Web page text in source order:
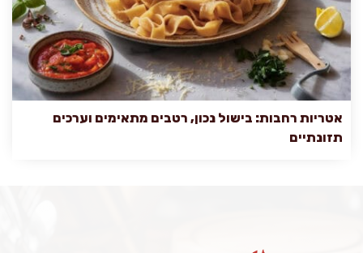
אטריות רחבות: בישול נכון, רטבים מתאימים וערכים
תזונתיים